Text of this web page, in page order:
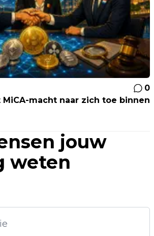
0
macht naar zich toe binnen
jouw
weten